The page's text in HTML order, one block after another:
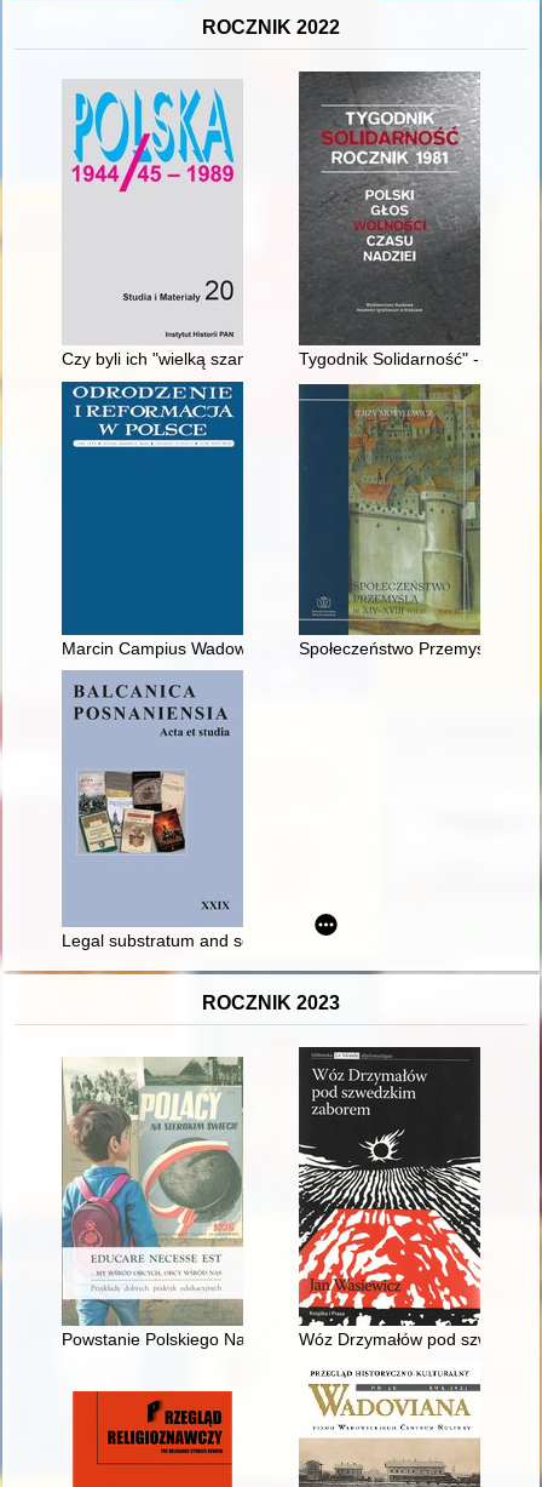
ROCZNIK 2022
Czy byli ich "wielką szansą"? : obraz Związku Młodzieży
Tygodnik Solidarność" -
Marcin Campius Wadowita (ok. 1567-1641) - recenzja]
Społeczeństwo Przemyśla w
Legal substratum and social conditions of dissolution of
ROCZNIK 2023
Powstanie Polskiego Narodowego Kościoła Katolickiego jako
Wóz Drzymałów pod